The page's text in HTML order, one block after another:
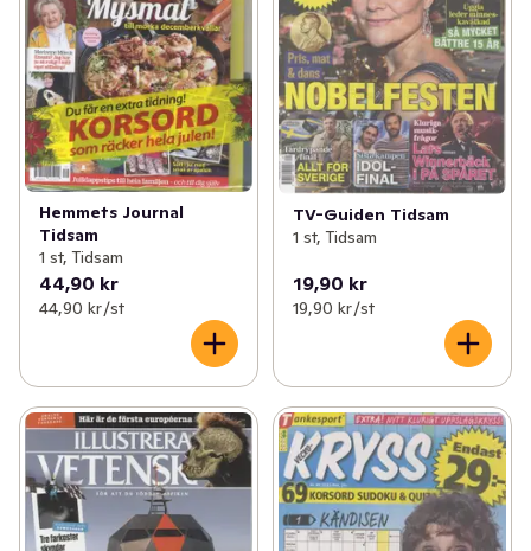
Hemmets Journal
Tidsam
1 st, Tidsam
44,90 kr
44,90 kr /st
TV-Guiden Tidsam
1 st, Tidsam
19,90 kr
19,90 kr /st